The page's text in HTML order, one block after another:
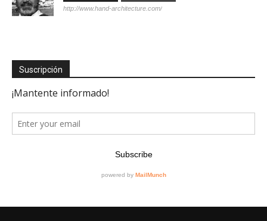
http://www.hand-architecture.com/
Suscripción